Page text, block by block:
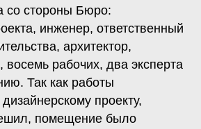
со стороны Бюро:
инженер, ответственный
архитектор,
восемь рабочих, два эксперта
Так как работы
проекту,
помещение было